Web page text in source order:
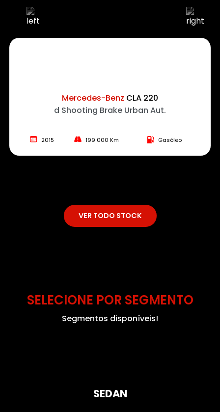
Mercedes-Benz CLA 220
d Shooting Brake Urban Aut.
2015 199 000 Km Gasóleo
VER TODO STOCK
SELECIONE POR SEGMENTO
Segmentos disponíveis!
SEDAN